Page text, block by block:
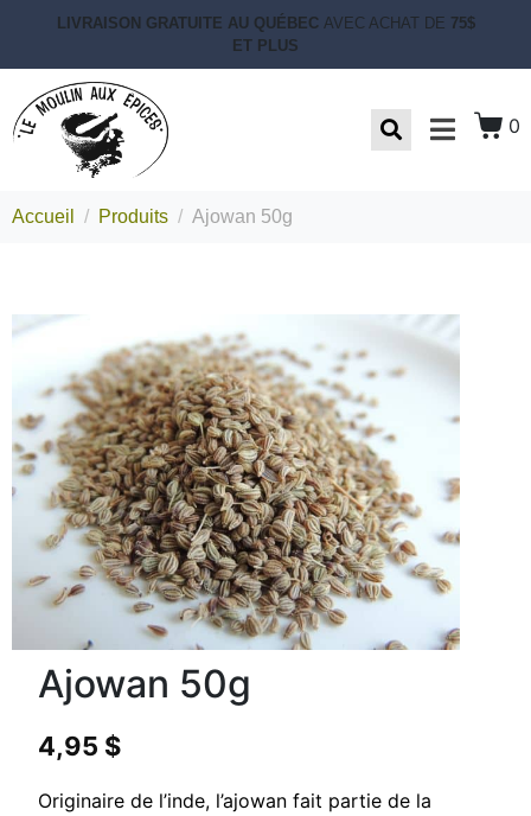
LIVRAISON GRATUITE AU QUÉBEC AVEC ACHAT DE 75$
ET PLUS
0
Accueil Produits Ajowan 50g
Ajowan 50g
4,95 $
Originaire de l’inde, l’ajowan fait partie de la